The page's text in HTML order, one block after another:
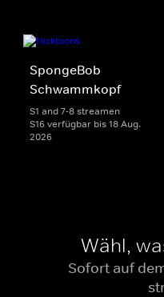
SpongeBob
Schwammkopf
S1 and 7-8 streamen
S16 verfügbar bis 18 Aug.
2026
Wähl,
Sofort auf